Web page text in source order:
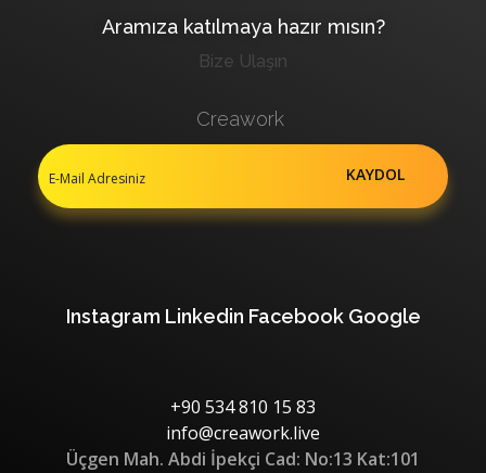
Aramıza katılmaya hazır mısın?
Bize Ulaşın
Creawork
Instagram Linkedin Facebook Google
+90 534 810 15 83
info@creawork.live
Üçgen Mah. Abdi İpekçi Cad: No:13 Kat:101